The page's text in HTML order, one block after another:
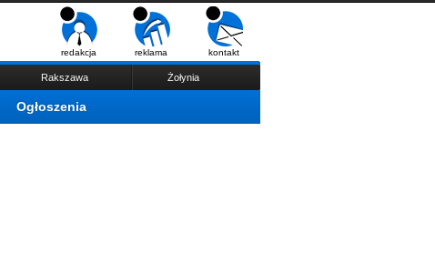
redakcja reklama kontakt
Rakszawa Żołynia
Ogłoszenia